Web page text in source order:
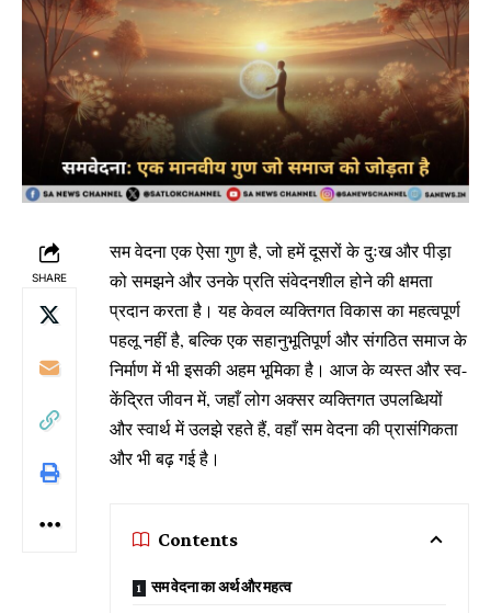
SHARE
सम वेदना एक ऐसा गुण है, जो हमें दूसरों के दुःख और पीड़ा
को समझने और उनके प्रति संवेदनशील होने की क्षमता
प्रदान करता है। यह केवल व्यक्तिगत विकास का महत्वपूर्ण
पहलू नहीं है, बल्कि एक सहानुभूतिपूर्ण और संगठित समाज के
निर्माण में भी इसकी अहम भूमिका है। आज के व्यस्त और स्व-
केंद्रित जीवन में, जहाँ लोग अक्सर व्यक्तिगत उपलब्धियों
और स्वार्थ में उलझे रहते हैं, वहाँ सम वेदना की प्रासंगिकता
और भी बढ़ गई है।
Contents
सम वेदना का अर्थ और महत्व